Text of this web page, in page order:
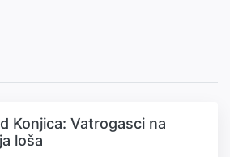
Konjica: Vatrogasci na
loša